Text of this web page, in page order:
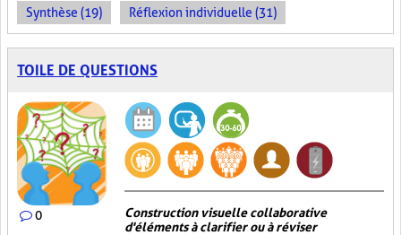
Synthèse (19) Réflexion individuelle (31)
TOILE DE QUESTIONS
0
Construction visuelle collaborative
d'éléments à clarifier ou à réviser